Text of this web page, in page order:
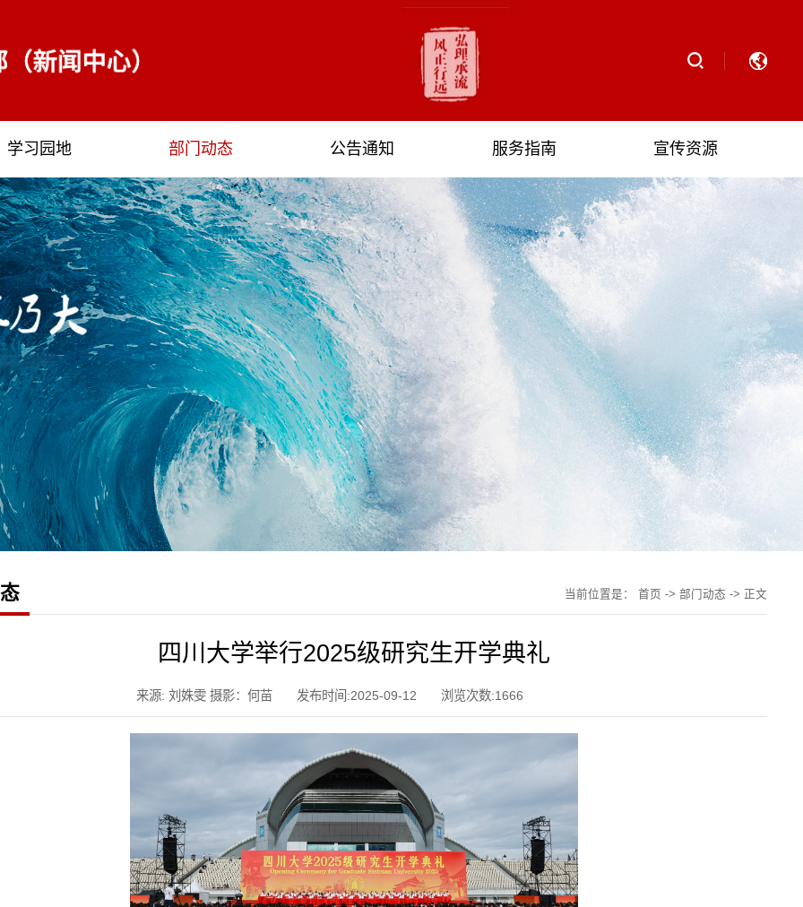
学习园地 部门动态 公告通知 服务指南 宣传资源
当前位置是： 首页 -> 部门动态 -> 正文
四川大学举行2025级研究生开学典礼
来源: 刘姝雯 摄影：何苗 发布时间:2025-09-12 浏览次数:1666